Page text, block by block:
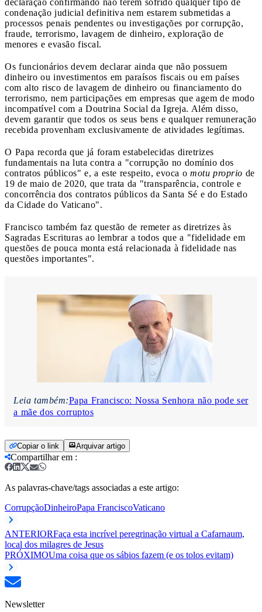
condenação judicial definitiva nem estarem submetidas a
processos penais pendentes ou investigações por corrupção,
fraude, terrorismo, lavagem de dinheiro, exploração de
menores e evasão fiscal.
Os funcionários devem declarar ainda que não possuem
dinheiro ou investimentos em paraísos fiscais ou em países
com alto risco de lavagem de dinheiro ou financiamento do
terrorismo, nem participações em empresas que agem de modo
incompatível com a Doutrina Social da Igreja. Além disso,
devem garantir que todos os seus bens e qualquer remuneração
recebida provenham exclusivamente de atividades legítimas.
O Papa recorda que já foram estabelecidas diretrizes
fundamentais na luta contra a "corrupção no domínio dos
contratos públicos" e, a este respeito, evoca o motu proprio de
19 de maio de 2020, que trata da "transparência, controle e
concorrência dos contratos públicos da Santa Sé e do Estado
da Cidade do Vaticano".
Francisco também faz questão de remeter as diretrizes às
Sagradas Escrituras ao lembrar a todos que a "fidelidade em
questões de pouca monta está relacionada à fidelidade nas
questões importantes".
Leia também:Papa Francisco: Nossa Senhora não pode ser
a mãe dos corruptos
Copiar o link Arquivar artigo
Compartilhar em :
As palavras-chave/tags associadas a este artigo:
CorrupçãoDinheiroPapa FranciscoVaticano
ANTERIORFaça esta incrível peregrinação virtual a Cafarnaum,
local dos milagres de Jesus
PRÓXIMOUma coisa que os sábios fazem (e os tolos evitam)
Newsletter